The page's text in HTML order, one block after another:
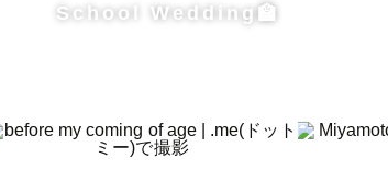
School Wedding🏫